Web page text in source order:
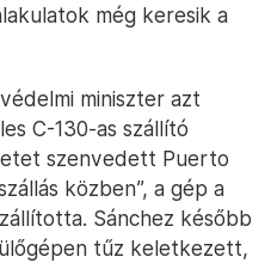
még keresik a
miniszter azt
C-130-as szállító
szenvedett Puerto
közben”, a gép a
Sánchez később
tűz keletkezett,